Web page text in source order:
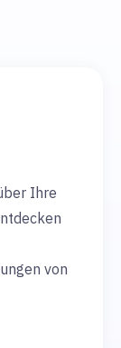
Ihre
von